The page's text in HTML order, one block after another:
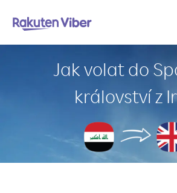
Jak volat do
království z